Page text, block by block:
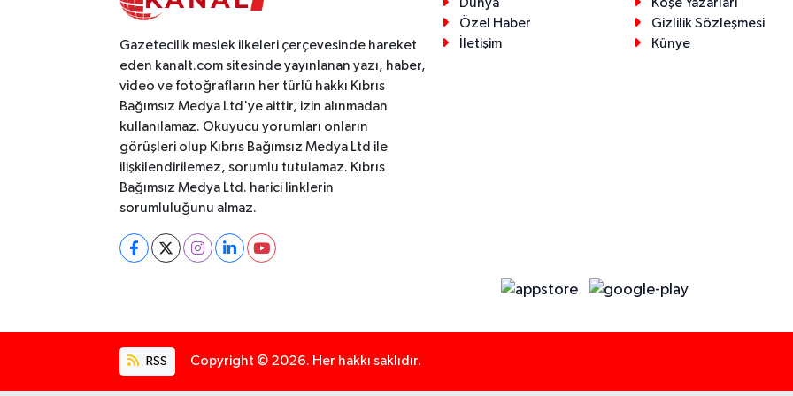
Gazetecilik meslek ilkeleri çerçevesinde hareket
eden kanalt.com sitesinde yayınlanan yazı, haber,
video ve fotoğrafların her türlü hakkı Kıbrıs
Bağımsız Medya Ltd'ye aittir, izin alınmadan
kullanılamaz. Okuyucu yorumları onların
görüşleri olup Kıbrıs Bağımsız Medya Ltd ile
ilişkilendirilemez, sorumlu tutulamaz. Kıbrıs
Bağımsız Medya Ltd. harici linklerin
sorumluluğunu almaz.
Dünya
Köşe Yazarları
Özel Haber
Gizlilik Sözleşmesi
İletişim
Künye
RSS Copyright © 2026. Her hakkı saklıdır.